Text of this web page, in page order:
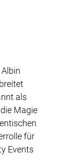
als
die Magie
für
Events